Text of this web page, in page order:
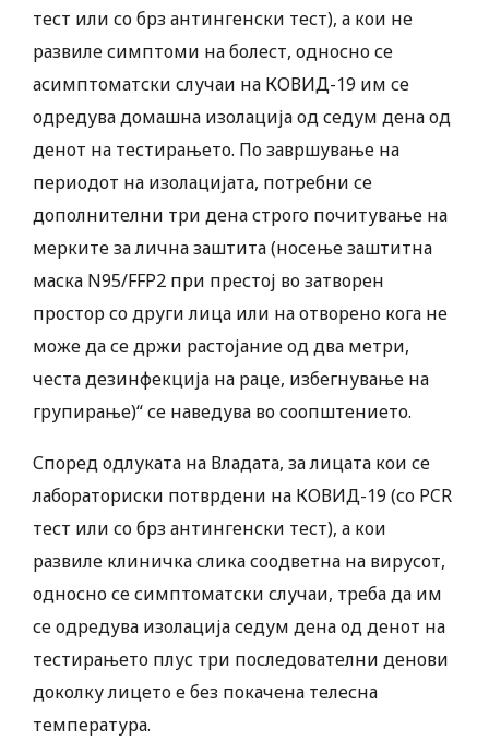
тест или со брз антингенски тест), а кои не
развиле симптоми на болест, односно се
асимптоматски случаи на КОВИД-19 им се
одредува домашна изолација од седум дена од
денот на тестирањето. По завршување на
периодот на изолацијата, потребни се
дополнителни три дена строго почитување на
мерките за лична заштита (носење заштитна
маска N95/FFP2 при престој во затворен
простор со други лица или на отворено кога не
може да се држи растојание од два метри,
честа дезинфекција на раце, избегнување на
групирање)“ се наведува во соопштението.
Според одлуката на Владата, за лицата кои се
лабораториски потврдени на КОВИД-19 (со PCR
тест или со брз антингенски тест), а кои
развиле клиничка слика соодветна на вирусот,
односно се симптоматски случаи, треба да им
се одредува изолација седум дена од денот на
тестирањето плус три последователни денови
доколку лицето е без покачена телесна
температура.